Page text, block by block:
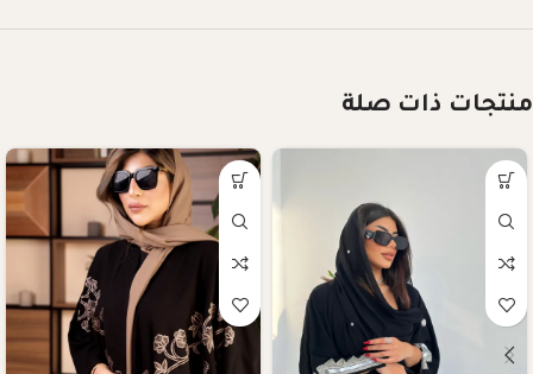
منتجات ذات صلة